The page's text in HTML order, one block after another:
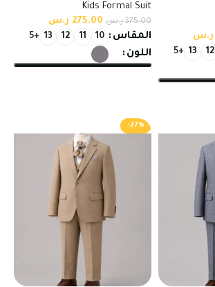
ر.س
12
13
+5
للمناسبات
Kids Formal Suit
375.00 ر.س 275.00 ر.س
المقاس 10
11
12
13
+5
اللون
-27%